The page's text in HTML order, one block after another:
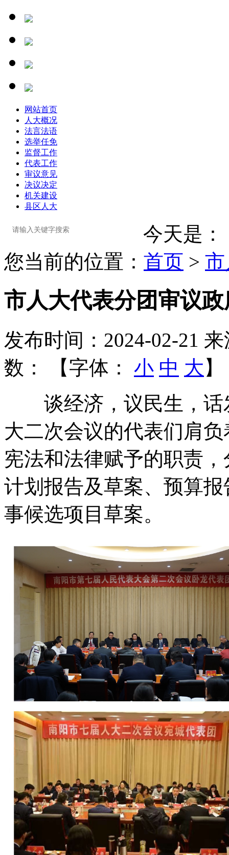
网站首页
人大概况
法言法语
选举任免
监督工作
代表工作
审议意见
决议决定
机关建设
县区人大
今天是：
您当前的位置： 首页 >
市人大代表分团审议
发布时间：2024-02-21 来
数：
【字体： 小 中 大 】
谈经济，议民生，话
大二次会议的代表们肩
宪法和法律赋予的职责
计划报告及草案、预算
事候选项目草案。